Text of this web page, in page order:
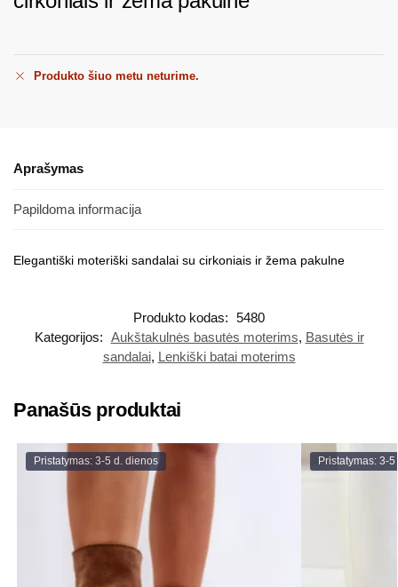
Produkto šiuo metu neturime.
Aprašymas
Papildoma informacija
Elegantiški moteriški sandalai su cirkoniais ir žema pakulne
Produkto kodas: 5480
Kategorijos: Aukštakulnės basutės moterims, Basutės ir
sandalai, Lenkiški batai moterims
Panašūs produktai
Pristatymas: 3-5 d. dienos Pristatymas: 3-